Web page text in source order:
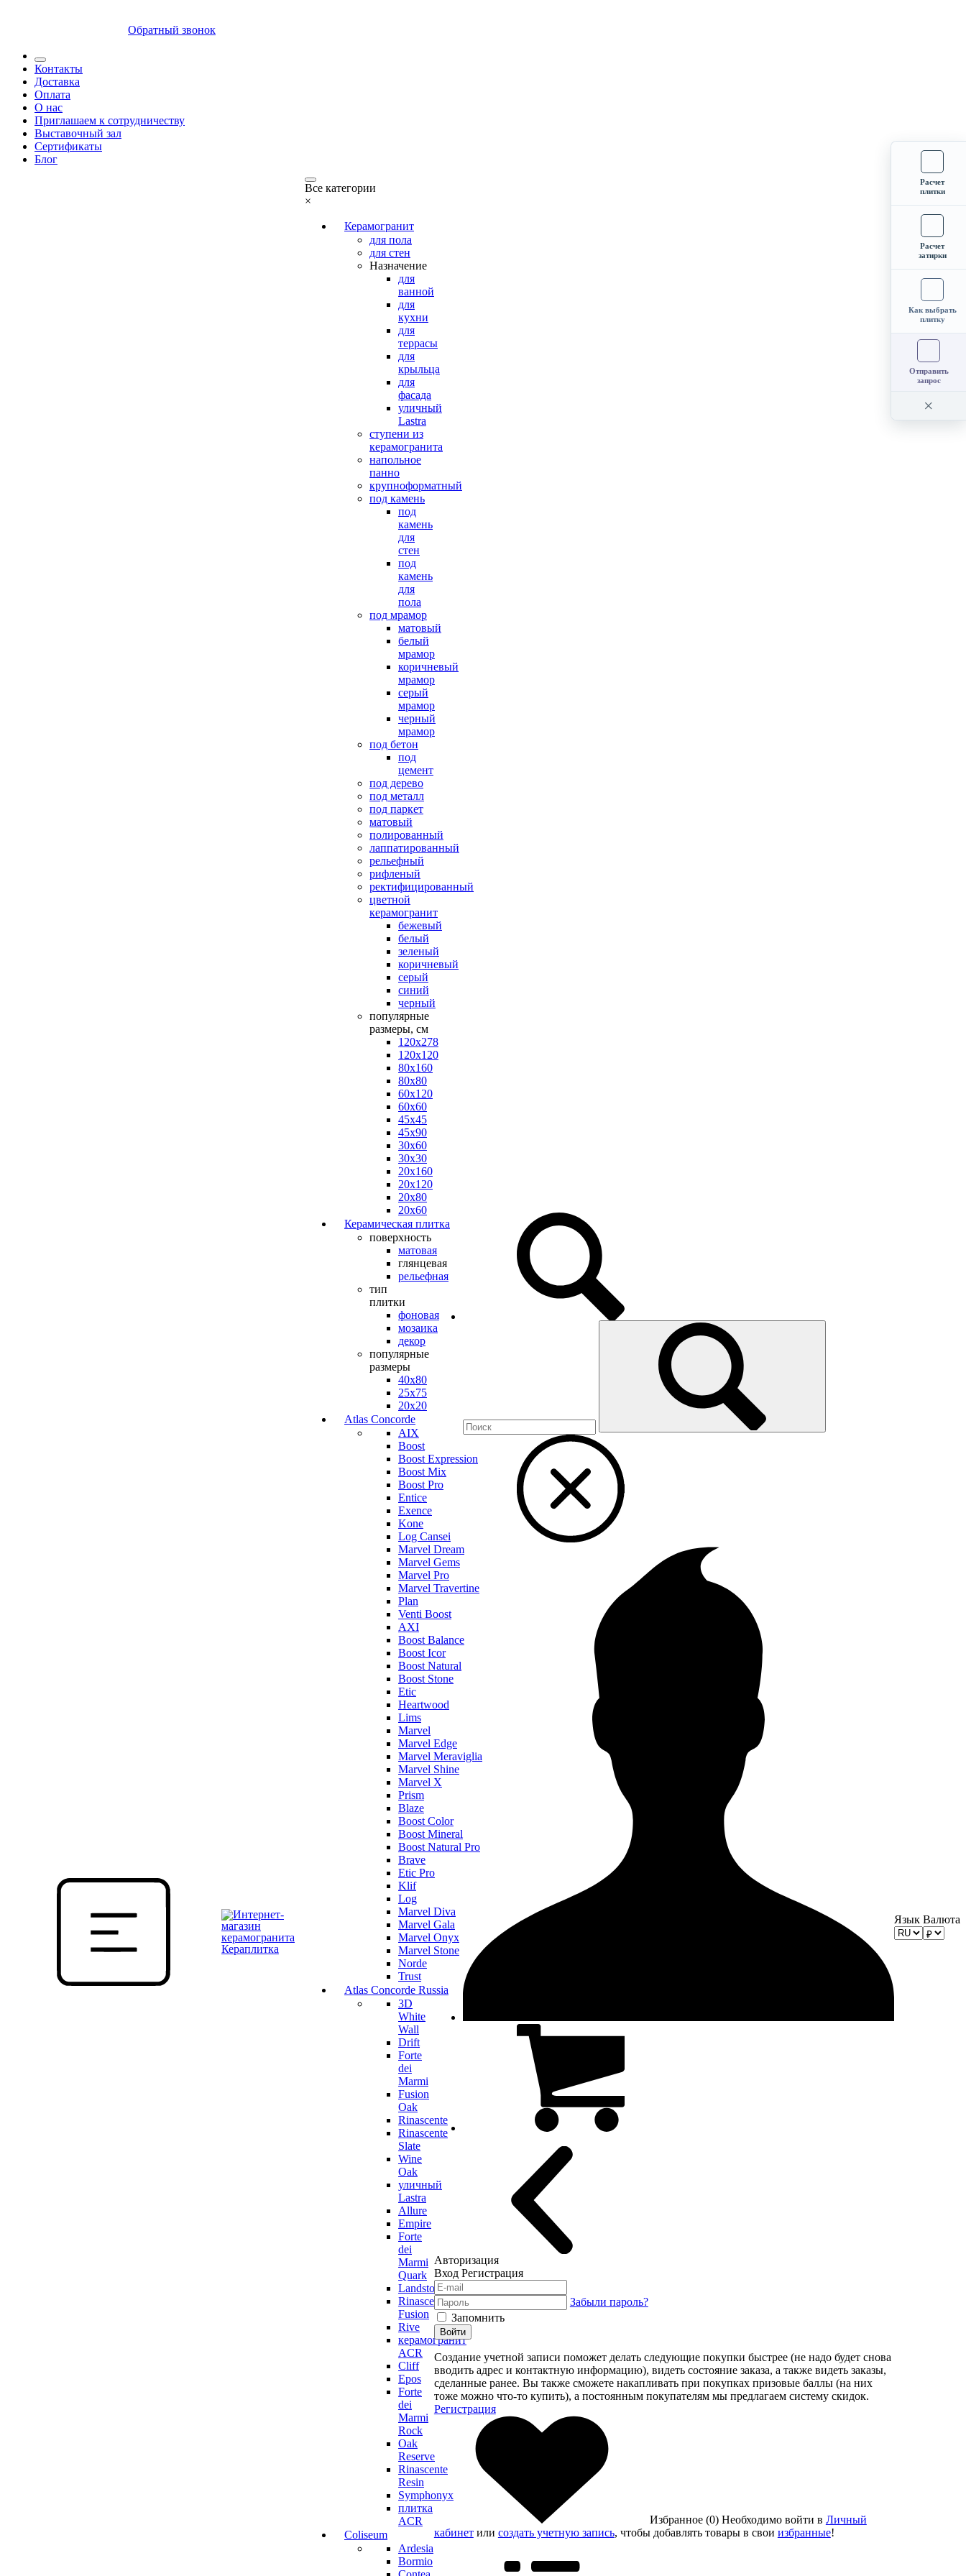
Обратный звонок
Контакты
Доставка
Оплата
О нас
Приглашаем к сотрудничеству
Выставочный зал
Сертификаты
Блог
Все категории
×
Керамогранит
для пола
для стен
Назначение
для
ванной
для
кухни
для
террасы
для
крыльца
для
фасада
уличный
Lastra
ступени из
керамогранита
напольное
панно
крупноформатный
под камень
под
камень
для
стен
под
камень
для
пола
под мрамор
матовый
белый
мрамор
коричневый
мрамор
серый
мрамор
черный
мрамор
под бетон
под
цемент
под дерево
под металл
под паркет
матовый
полированный
лаппатированный
рельефный
рифленый
ректифицированный
цветной
керамогранит
бежевый
белый
зеленый
коричневый
серый
синий
черный
популярные
размеры, см
120х278
120х120
80х160
80х80
60х120
60х60
45х45
45х90
30х60
30х30
20х160
20х120
20х80
20х60
Керамическая плитка
поверхность
матовая
глянцевая
рельефная
тип
плитки
фоновая
мозаика
декор
популярные
размеры
40х80
25х75
20х20
Atlas Concorde
AIX
Boost
Boost Expression
Boost Mix
Boost Pro
Entice
Exence
Kone
Log Cansei
Marvel Dream
Marvel Gems
Marvel Pro
Marvel Travertine
Plan
Venti Boost
AXI
Boost Balance
Boost Icor
Boost Natural
Boost Stone
Etic
Heartwood
Lims
Marvel
Marvel Edge
Marvel Meraviglia
Marvel Shine
Marvel X
Prism
Blaze
Boost Color
Boost Mineral
Boost Natural Pro
Brave
Etic Pro
Klif
Log
Marvel Diva
Marvel Gala
Marvel Onyx
Marvel Stone
Norde
Trust
Atlas Concorde Russia
3D
White
Wall
Drift
Forte
dei
Marmi
Fusion
Oak
Rinascente
Rinascente
Slate
Wine
Oak
уличный
Lastra
Allure
Empire
Forte
dei
Marmi
Quark
Landstone
Rinascente
Fusion
Rive
керамогранит
ACR
Cliff
Epos
Forte
dei
Marmi
Rock
Oak
Reserve
Rinascente
Resin
Symphonyx
плитка
ACR
Coliseum
Ardesia
Bormio
Авторизация
Вход Регистрация
Забыли пароль?
Запомнить
Войти
Создание учетной записи поможет делать следующие покупки быстрее (не надо будет снова
вводить адрес и контактную информацию), видеть состояние заказа, а также видеть заказы,
сделанные ранее. Вы также сможете накапливать при покупках призовые баллы (на них
тоже можно что-то купить), а постоянным покупателям мы предлагаем систему скидок.
Регистрация
Избранное (0) Необходимо войти в Личный
кабинетили создать учетную запись, чтобы добавлять товары в свои избранные!
Язык Валюта
Расчет
плитки
Расчет
затирки
Как выбрать
плитку
Отправить
запрос
×